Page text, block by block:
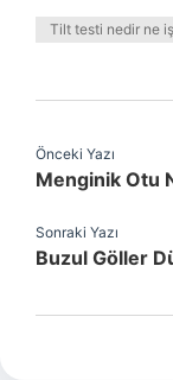
Tilt testi nedir ne
Önceki Yazı
Menginik Otu
Sonraki Yazı
Buzul Göller